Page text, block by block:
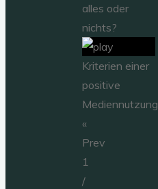
alles oder
nichts?
Kriterien einer
positive
Mediennutzung
«
Prev
1
/